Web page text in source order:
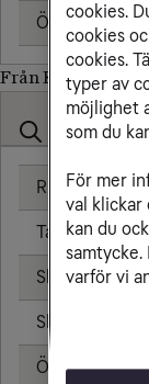
Från Kosovo till
Ringa samtal
Ta emot
Skicka sms
Skicka mms
cookies.
cookies
cookies.
typer av
möjlighet
som du
För mer
val klickar
kan du
varför vi